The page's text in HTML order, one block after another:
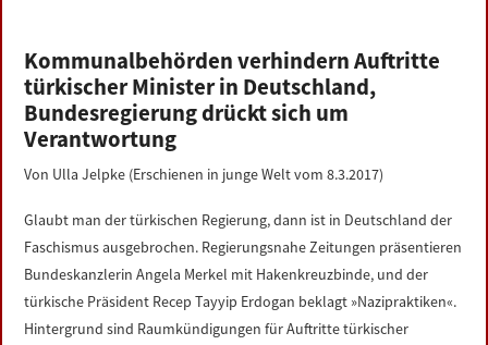
LINKS
DATENSCHUTZERKLÄRUNG
IMPRESSUM
Kommunalbehörden verhindern Auftritte
türkischer Minister in Deutschland,
Bundesregierung drückt sich um
Verantwortung
Von Ulla Jelpke (Erschienen in junge Welt vom 8.3.2017)
Glaubt man der türkischen Regierung, dann ist in Deutschland der
Faschismus ausgebrochen. Regierungsnahe Zeitungen präsentieren
Bundeskanzlerin Angela Merkel mit Hakenkreuzbinde, und der
türkische Präsident Recep Tayyip Erdogan beklagt »Nazipraktiken«.
Hintergrund sind Raumkündigungen für Auftritte türkischer